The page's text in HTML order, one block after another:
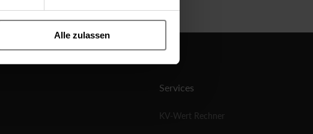
Alle zulassen
Services
KV-Wert Rechner